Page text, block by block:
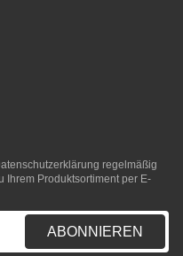
regelmäßig
Ihrem Produktsortiment per E-
ABONNIEREN